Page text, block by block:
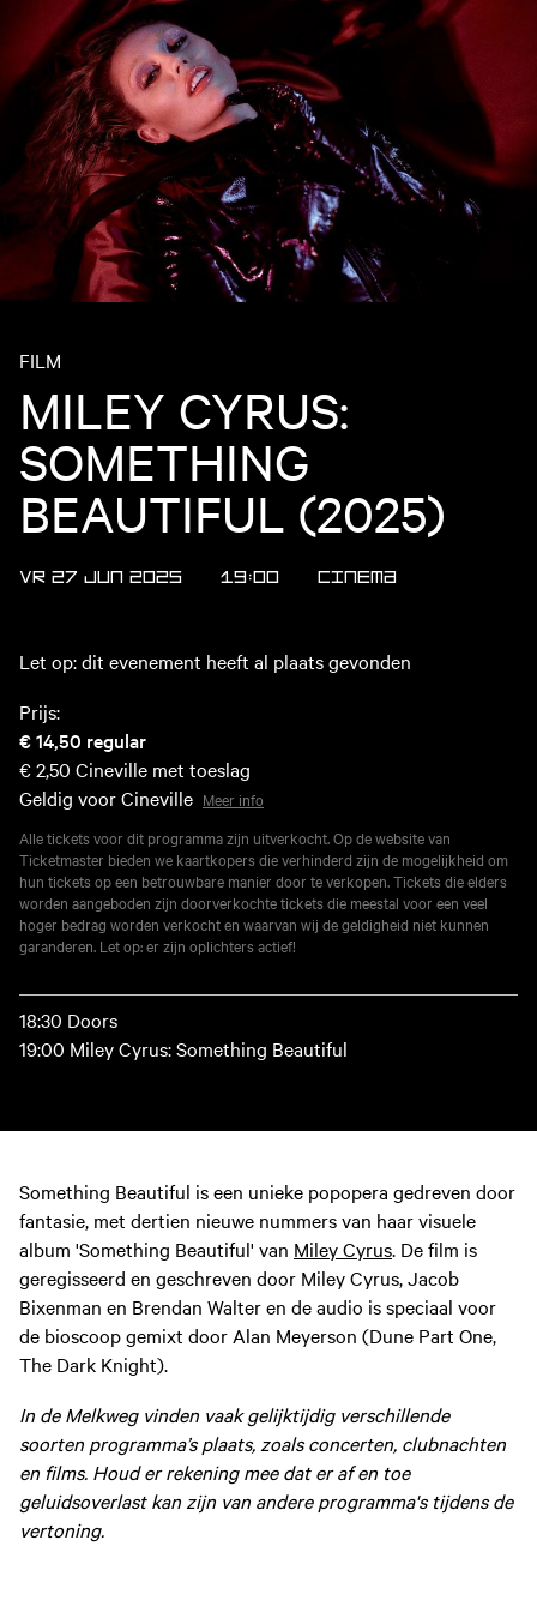
FILM
MILEY CYRUS:
SOMETHING
BEAUTIFUL (2025)
VR 27 JUN 2025 19:00 Cinema
Let op: dit evenement heeft al plaats gevonden
Prijs:
€ 14,50 regular
€ 2,50 Cineville met toeslag
Geldig voor Cineville Meer info
Alle tickets voor dit programma zijn uitverkocht. Op de website van
Ticketmaster bieden we kaartkopers die verhinderd zijn de mogelijkheid om
hun tickets op een betrouwbare manier door te verkopen. Tickets die elders
worden aangeboden zijn doorverkochte tickets die meestal voor een veel
hoger bedrag worden verkocht en waarvan wij de geldigheid niet kunnen
garanderen. Let op: er zijn oplichters actief!
18:30 Doors
19:00 Miley Cyrus: Something Beautiful
Something Beautiful is een unieke popopera gedreven door
fantasie, met dertien nieuwe nummers van haar visuele
album 'Something Beautiful' van Miley Cyrus. De film is
geregisseerd en geschreven door Miley Cyrus, Jacob
Bixenman en Brendan Walter en de audio is speciaal voor
de bioscoop gemixt door Alan Meyerson (Dune Part One,
The Dark Knight).
In de Melkweg vinden vaak gelijktijdig verschillende
soorten programma’s plaats, zoals concerten, clubnachten
en films. Houd er rekening mee dat er af en toe
geluidsoverlast kan zijn van andere programma's tijdens de
vertoning.